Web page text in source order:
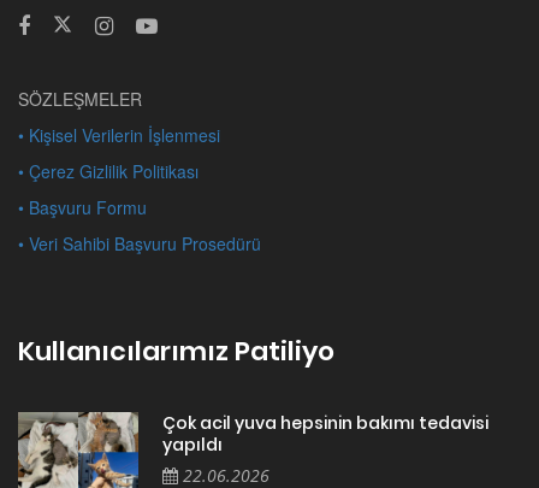
SÖZLEŞMELER
• Kişisel Verilerin İşlenmesi
• Çerez Gizlilik Politikası
• Başvuru Formu
• Veri Sahibi Başvuru Prosedürü
Kullanıcılarımız Patiliyo
Çok acil yuva hepsinin bakımı tedavisi
yapıldı
22.06.2026